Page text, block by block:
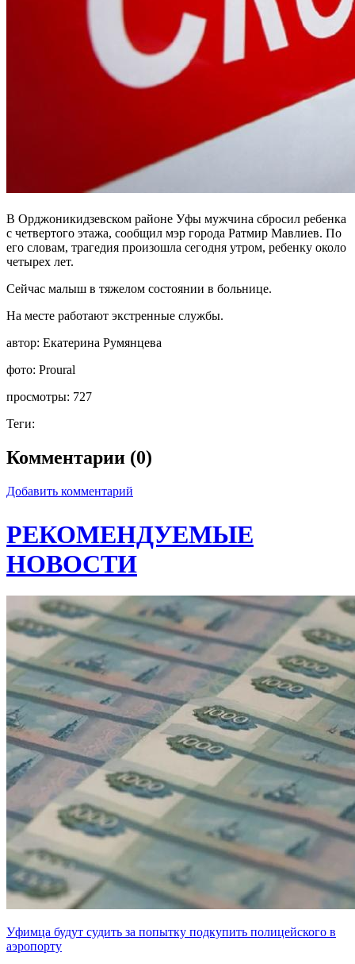
В Орджоникидзевском районе Уфы мужчина сбросил ребенка
с четвертого этажа, сообщил мэр города Ратмир Мавлиев. По
его словам, трагедия произошла сегодня утром, ребенку около
четырех лет.
Сейчас малыш в тяжелом состоянии в больнице.
На месте работают экстренные службы.
автор: Екатерина Румянцева
фото: Proural
просмотры: 727
Теги:
Комментарии (0)
Добавить комментарий
РЕКОМЕНДУЕМЫЕ
НОВОСТИ
Уфимца будут судить за попытку подкупить полицейского в
аэропорту